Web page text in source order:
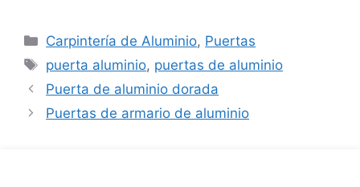
Carpintería de Aluminio, Puertas
puerta aluminio, puertas de aluminio
Puerta de aluminio dorada
Puertas de armario de aluminio